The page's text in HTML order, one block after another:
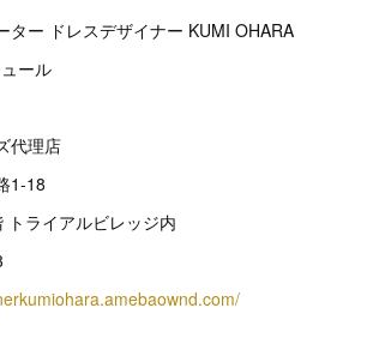
ター ドレスデザイナー KUMI OHARA
ール
代理店
1-18
トライアルビレッジ内